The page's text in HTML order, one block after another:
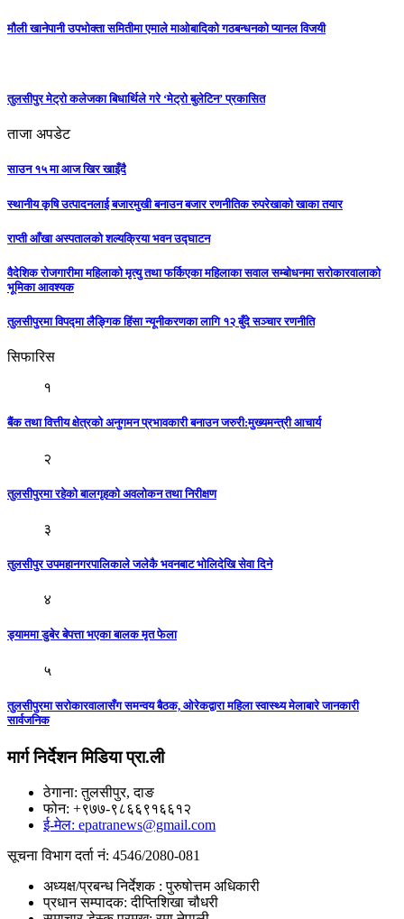
मौली खानेपानी उपभोक्ता समितीमा एमाले माओबादिको गठबन्धनको प्यानल विजयी
तुलसीपुर मेट्राे कलेजका बिधार्थिले गरे ‘मेट्रो बुलेटिन’ प्रकासित
ताजा अपडेट
साउन १५ मा आज खिर खाइँदै
स्थानीय कृषि उत्पादनलाई बजारमुखी बनाउन बजार रणनीतिक रुपरेखाको खाका तयार
राप्ती आँखा अस्पतालको शल्यक्रिया भवन उद्घाटन
वैदेशिक रोजगारीमा महिलाको मृत्यु तथा फर्किएका महिलाका सवाल सम्बोधनमा सरोकारवालाको
भूमिका आवश्यक
तुलसीपुरमा विपद्मा लैङ्गिक हिंसा न्यूनीकरणका लागि १२ बुँदे सञ्चार रणनीति
सिफारिस
१
बैंक तथा वित्तीय क्षेत्रको अनुगमन प्रभावकारी बनाउन जरुरी:मुख्यमन्त्री आचार्य
२
तुलसीपुरमा रहेको बालगृहको अवलोकन तथा निरीक्षण
३
तुलसीपुर उपमहानगरपालिकाले जलेकै भवनबाट भाेलिदेखि सेवा दिने
४
ड्याममा डुबेर बेपत्ता भएका बालक मृत फेला
५
तुलसीपुरमा सरोकारवालासँग समन्वय बैठक, ओरेकद्वारा महिला स्वास्थ्य मेलाबारे जानकारी
सार्वजनिक
मार्ग निर्देशन मिडिया प्रा.ली
ठेगाना: तुलसीपुर, दाङ
फोन: +९७७-९८६६९१६६१२
ई-मेल: epatranews@gmail.com
सूचना विभाग दर्ता नं: 4546/2080-081
अध्यक्ष/प्रबन्ध निर्देशक : पुरुषोत्तम अधिकारी
प्रधान सम्पादक: दीप्तिशिखा चौधरी